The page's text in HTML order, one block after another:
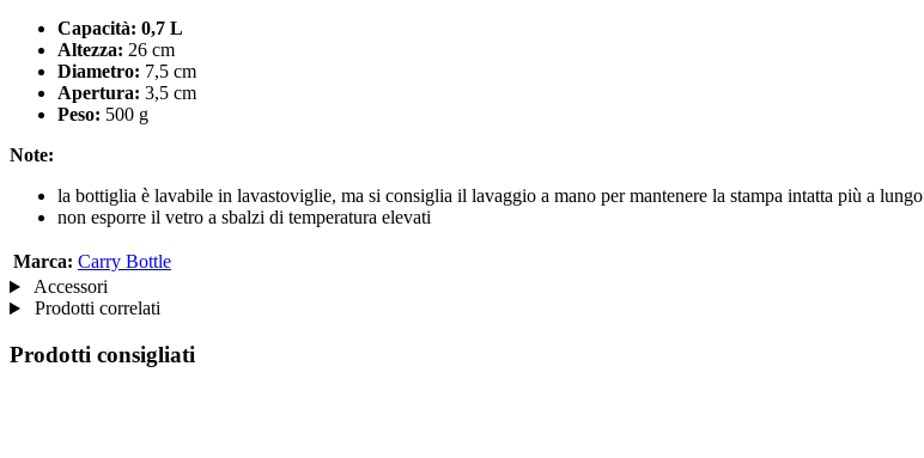
Capacità: 0,7 L
Altezza: 26 cm
Diametro: 7,5 cm
Apertura: 3,5 cm
Peso: 500 g
Note:
la bottiglia è lavabile in lavastoviglie, ma si consiglia il lavaggio a mano per mantenere la stampa intatta più a lungo
non esporre il vetro a sbalzi di temperatura elevati
Marca: Carry Bottle
Accessori
Prodotti correlati
Prodotti consigliati